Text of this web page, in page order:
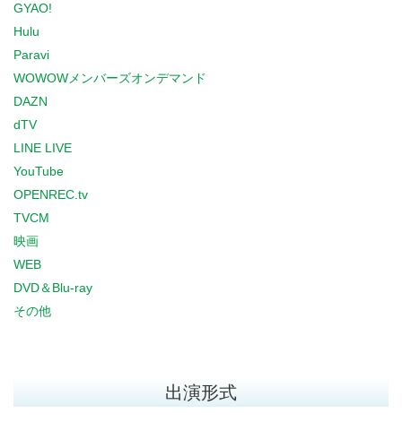
GYAO!
Hulu
Paravi
WOWOWメンバーズオンデマンド
DAZN
dTV
LINE LIVE
YouTube
OPENREC.tv
TVCM
映画
WEB
DVD＆Blu-ray
その他
出演形式